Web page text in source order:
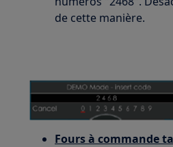
de cette manière.
Fours à commande